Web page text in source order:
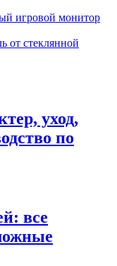
игровой монитор
от стеклянной
уход,
по
все